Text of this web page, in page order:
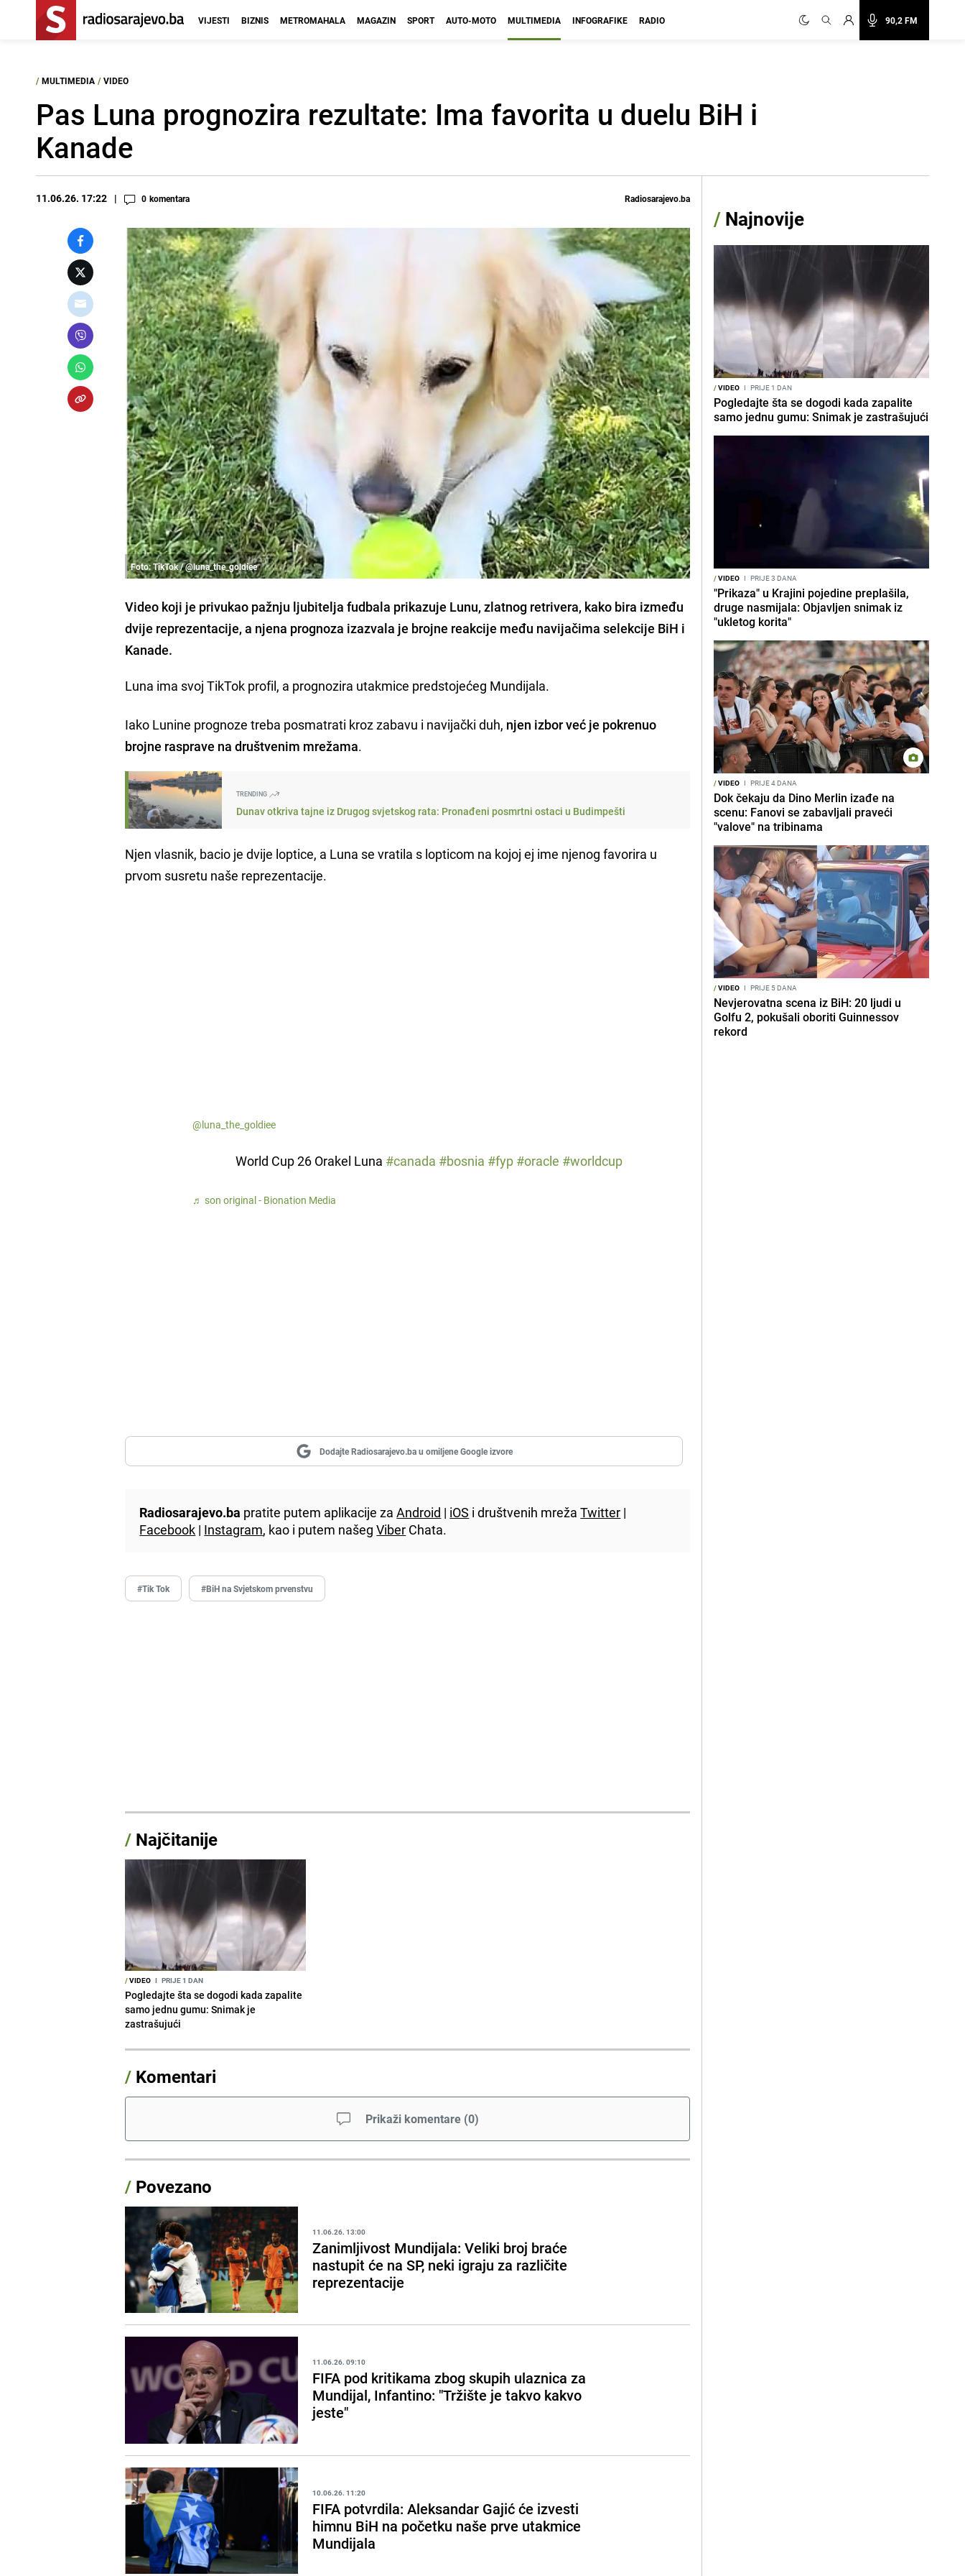
90,2 FM
VIJESTI BIZNIS METROMAHALA MAGAZIN SPORT AUTO-MOTO MULTIMEDIA INFOGRAFIKE RADIO
/ MULTIMEDIA / VIDEO
Pas Luna prognozira rezultate: Ima favorita u duelu BiH i
Kanade
11.06.26. 17:22 0 komentara Radiosarajevo.ba
Foto: TikTok / @luna_the_goldiee
Video koji je privukao pažnju ljubitelja fudbala prikazuje Lunu, zlatnog retrivera, kako bira između
dvije reprezentacije, a njena prognoza izazvala je brojne reakcije među navijačima selekcije BiH i
Kanade.
Luna ima svoj TikTok profil, a prognozira utakmice predstojećeg Mundijala.
Iako Lunine prognoze treba posmatrati kroz zabavu i navijački duh, njen izbor već je pokrenuo
brojne rasprave na društvenim mrežama.
TRENDING
Dunav otkriva tajne iz Drugog svjetskog rata: Pronađeni posmrtni ostaci u Budimpešti
Njen vlasnik, bacio je dvije loptice, a Luna se vratila s lopticom na kojoj ej ime njenog favorira u
prvom susretu naše reprezentacije.
@luna_the_goldiee
World Cup 26 Orakel Luna #canada #bosnia #fyp #oracle #worldcup
♬ son original - Bionation Media
Dodajte Radiosarajevo.ba u omiljene Google izvore
Radiosarajevo.ba pratite putem aplikacije zaAndroid | iOS i društvenih mrežaTwitter |
Facebook | Instagram, kao i putem našegViber Chata.
#Tik Tok #BiH na Svjetskom prvenstvu
/ Najčitanije
/VIDEO I PRIJE 1 DAN
Pogledajte šta se dogodi kada zapalite
samo jednu gumu: Snimak je
zastrašujući
/ Komentari
Prikaži komentare (0)
/ Povezano
11.06.26. 13:00
Zanimljivost Mundijala: Veliki broj braće
nastupit će na SP, neki igraju za različite
reprezentacije
11.06.26. 09:10
FIFA pod kritikama zbog skupih ulaznica za
Mundijal, Infantino: "Tržište je takvo kakvo
jeste"
10.06.26. 11:20
FIFA potvrdila: Aleksandar Gajić će izvesti
himnu BiH na početku naše prve utakmice
Mundijala
/ Najnovije
/VIDEO I PRIJE 1 DAN
Pogledajte šta se dogodi kada zapalite
samo jednu gumu: Snimak je zastrašujući
/VIDEO I PRIJE 3 DANA
"Prikaza" u Krajini pojedine preplašila,
druge nasmijala: Objavljen snimak iz
"ukletog korita"
/VIDEO I PRIJE 4 DANA
Dok čekaju da Dino Merlin izađe na
scenu: Fanovi se zabavljali praveći
"valove" na tribinama
/VIDEO I PRIJE 5 DANA
Nevjerovatna scena iz BiH: 20 ljudi u
Golfu 2, pokušali oboriti Guinnessov
rekord